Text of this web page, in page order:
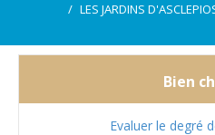
LES JARDINS
Bien
Evaluer le degré